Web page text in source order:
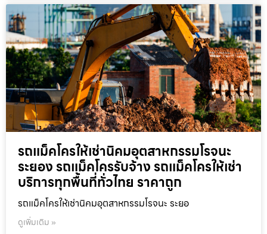
รถแม็คโครให้เช่านิคมอุตสาหกรรมโรจนะ
ระยอง รถแม็คโครรับจ้าง รถแม็คโครให้เช่า
บริการทุกพื้นที่ทั่วไทย ราคาถูก
รถแม็คโครให้เช่านิคมอุตสาหกรรมโรจนะ ระยอ
ดูเพิ่มเติม »